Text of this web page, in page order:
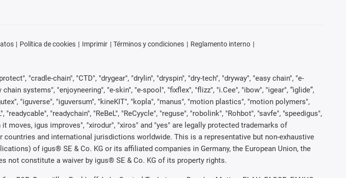
Política de cookies Imprimir Términos y condiciones
Reglamento interno
"cradle-chain", "CTD", "drygear", "drylin", "dryspin", "dry-tech", "dryway", "easy chain", "e-
systems", "enjoyneering", "e-skin", "e-spool", "fixflex", "flizz", "i.Cee", "ibow", "igear", “iglide”,
"iguverse", "iguversum", "kineKIT", "kopla", "manus", "motion plastics", "motion polymers",
"readychain", "ReBeL", "ReCyycle", "reguse", "robolink", "Rohbot", "savfe", "speedigus",
moves, igus improves", "xirodur", "xiros" and "yes" are legally protected trademarks of
countries and international jurisdictions worldwide. This is a representative but non-exhaustive
of igus® SE & Co. KG or its affiliated companies in Germany, the European Union, the
not constitute a waiver by igus® SE & Co. KG of its property rights.